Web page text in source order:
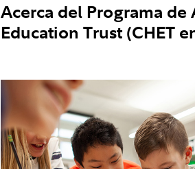
Acerca del Programa
Education Trust (CHET